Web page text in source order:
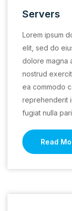
Servers
Lorem ipsum
elit, sed do
dolore magna
nostrud
ea commodo
reprehenderit
fugiat nulla
Read